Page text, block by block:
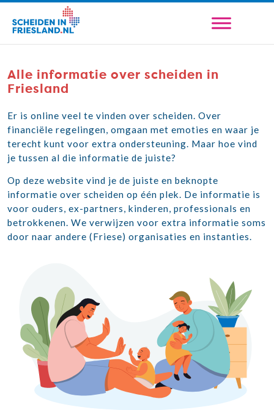
Alle informatie over scheiden in
Friesland
Er is online veel te vinden over scheiden. Over
financiële regelingen, omgaan met emoties en waar je
terecht kunt voor extra ondersteuning. Maar hoe vind
je tussen al die informatie de juiste?
Op deze website vind je de juiste en beknopte
informatie over scheiden op één plek. De informatie is
voor ouders, ex-partners, kinderen, professionals en
betrokkenen. We verwijzen voor extra informatie soms
door naar andere (Friese) organisaties en instanties.